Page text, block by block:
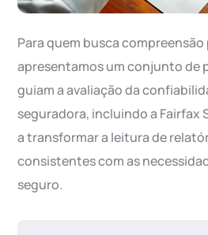
Para quem busca
apresentamos um conjunto de
guiam a avaliação da
seguradora, incluindo a Fairfax
a transformar a leitura de
consistentes com as
seguro.